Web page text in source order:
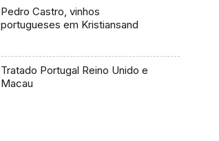
Pedro Castro, vinhos
portugueses em Kristiansand
Tratado Portugal Reino Unido e
Macau